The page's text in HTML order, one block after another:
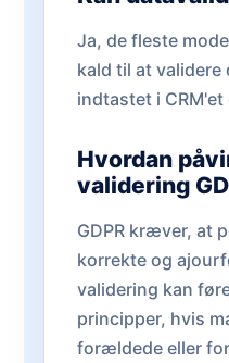
Ja, de fleste
kald til at validere
indtastet i
Hvordan
validering
GDPR kræver, at
korrekte og
validering kan
principper, hvis
forældede eller